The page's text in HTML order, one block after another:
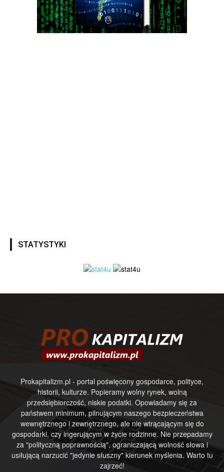
STATYSTYKI
Prokapitalizm.pl - portal poświęcony gospodarce, polityce,
historii, kulturze. Popieramy wolny rynek, wolną
przedsiębiorczość, niskie podatki. Opowiadamy się za
państwem minimum, pilnującym naszego bezpieczeństwa
wewnętrznego i zewnętrznego, ale nie wtrącającym się do
gospodarki, czy ingerującym w życie rodzinne. Nie przepadamy
za "polityczną poprawnością", ograniczającą wolność słowa i
usiłującą narzucić "jedynie słuszny" kierunek myślenia. Warto tu
zajrzeć!